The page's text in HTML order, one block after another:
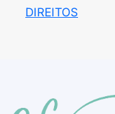
DIREITOS